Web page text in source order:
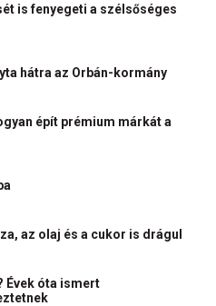
is fenyegeti a szélsőséges
hátra az Orbán-kormány
épít prémium márkát a
az olaj és a cukor is drágul
Évek óta ismert